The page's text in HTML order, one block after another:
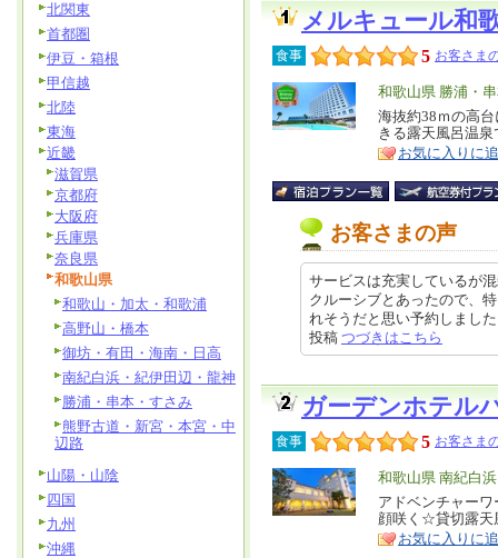
メルキュール和
食事 5 お客さま
エ
リ
ア
和歌山県 勝浦・
特
徴
海抜約38ｍの高
きる露天風呂温
お気に入りに
お客さまの声
サービスは充実しているが
クルーシブとあったので、
れそうだと思い予約しまし
投稿 つづきはこちら
ガーデンホテル
食事 5 お客さま
エ
リ
ア
和歌山県 南紀白
特
徴
アドベンチャー
顔咲く☆貸切露天
お気に入りに
北関東
首都圏
伊豆・箱根
甲信越
北陸
東海
近畿
滋賀県
京都府
大阪府
兵庫県
奈良県
和歌山県
和歌山・加太・和歌浦
高野山・橋本
御坊・有田・海南・日高
南紀白浜・紀伊田辺・龍神
勝浦・串本・すさみ
熊野古道・新宮・本宮・中
辺路
山陽・山陰
四国
九州
沖縄